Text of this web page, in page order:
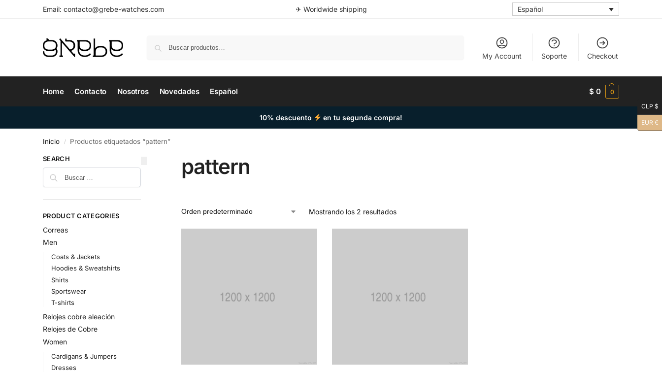
Email: contacto@grebe-watches.com ✈ Worldwide shipping Español
My Account Soporte Checkout
Home Contacto Nosotros Novedades Español $ 0 0
10% descuento en tu segunda compra!
Inicio / Productos etiquetados “pattern”
pattern
Mostrando los 2 resultados
SEARCH
PRODUCT CATEGORIES
Correas
Men
Coats & Jackets
Hoodies & Sweatshirts
Shirts
Sportswear
T-shirts
Relojes cobre aleación
Relojes de Cobre
Women
Cardigans & Jumpers
Dresses
CLP $
EUR €